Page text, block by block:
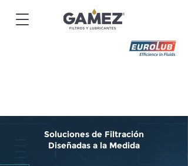
Soluciones de Filtración
Diseñadas a la Medida